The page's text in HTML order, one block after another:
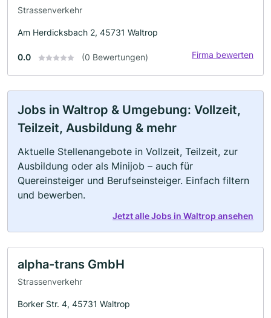
Strassenverkehr
Am Herdicksbach 2, 45731 Waltrop
0.0 (0 Bewertungen) Firma bewerten
Jobs in Waltrop & Umgebung: Vollzeit,
Teilzeit, Ausbildung & mehr
Aktuelle Stellenangebote in Vollzeit, Teilzeit, zur
Ausbildung oder als Minijob – auch für
Quereinsteiger und Berufseinsteiger. Einfach filtern
und bewerben.
Jetzt alle Jobs in Waltrop ansehen
alpha-trans GmbH
Strassenverkehr
Borker Str. 4, 45731 Waltrop